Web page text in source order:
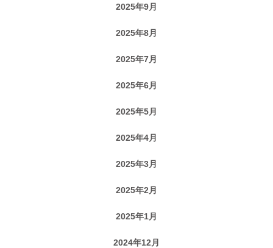
2025年9月
2025年8月
2025年7月
2025年6月
2025年5月
2025年4月
2025年3月
2025年2月
2025年1月
2024年12月